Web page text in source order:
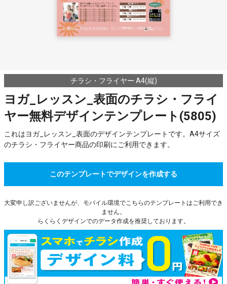
チラシ・フライヤー A4(縦)
ヨガ_レッスン_表面のチラシ・フライ
ヤー無料デザインテンプレート(5805)
これはヨガ_レッスン_表面のデザインテンプレートです。A4サイズ
のチラシ・フライヤー商品の印刷にご利用できます。
このテンプレートでデザインを作成する
大変申し訳ございませんが、モバイル環境でこちらのテンプレートはご利用でき
ません。
らくらくデザインでのデータ作成を推奨しております。